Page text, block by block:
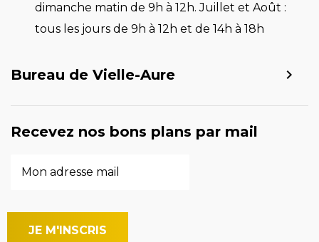
dimanche matin de 9h à 12h. Juillet et Août :
tous les jours de 9h à 12h et de 14h à 18h
Bureau de Vielle-Aure
Recevez nos bons plans par mail